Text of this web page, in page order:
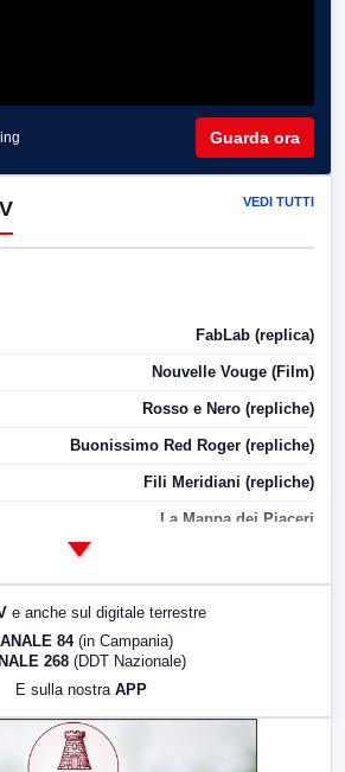
Guarda ora
VEDI TUTTI
FabLab (replica)
Nouvelle Vouge (Film)
Rosso e Nero (repliche)
Buonissimo Red Roger (repliche)
Fili Meridiani (repliche)
La Mappa dei Piaceri
e anche sul digitale terrestre
84 (in Campania)
268 (DDT Nazionale)
E sulla nostra APP